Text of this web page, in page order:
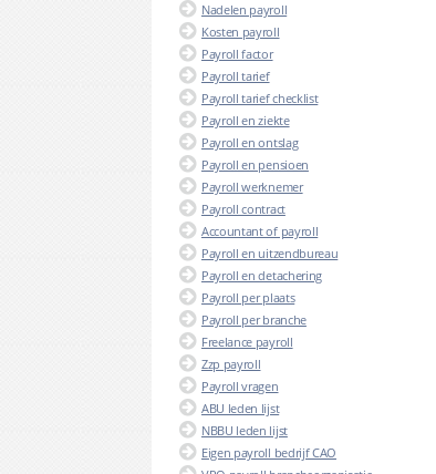
Nadelen payroll
Kosten payroll
Payroll factor
Payroll tarief
Payroll tarief checklist
Payroll en ziekte
Payroll en ontslag
Payroll en pensioen
Payroll werknemer
Payroll contract
Accountant of payroll
Payroll en uitzendbureau
Payroll en detachering
Payroll per plaats
Payroll per branche
Freelance payroll
Zzp payroll
Payroll vragen
ABU leden lijst
NBBU leden lijst
Eigen payroll bedrijf CAO